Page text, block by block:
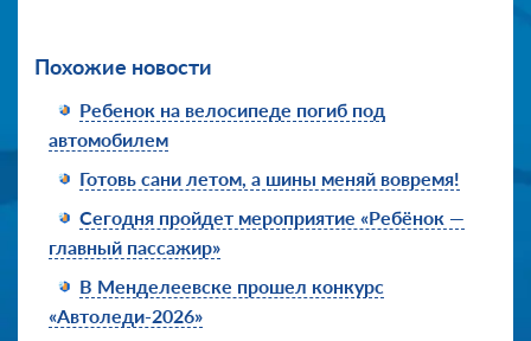
Похожие новости
Ребенок на велосипеде погиб под
автомобилем
Готовь сани летом, а шины меняй вовремя!
Сегодня пройдет мероприятие «Ребёнок —
главный пассажир»
В Менделеевске прошел конкурс
«Автоледи-2026»